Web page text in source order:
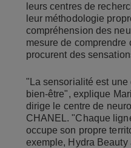
leurs centres de
leur méthodologie
compréhension des
mesure de comprendre
procurent des
"La sensorialité est
bien-être", explique
dirige le centre de
CHANEL. "Chaque
occupe son propre
exemple, Hydra